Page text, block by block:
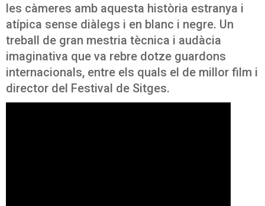
les càmeres amb aquesta història estranya i
atípica sense diàlegs i en blanc i negre. Un
treball de gran mestria tècnica i audàcia
imaginativa que va rebre dotze guardons
internacionals, entre els quals el de millor film i
director del Festival de Sitges.